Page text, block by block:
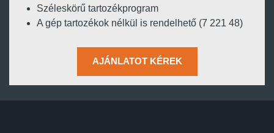
Széleskörű tartozékprogram
A gép tartozékok nélkül is rendelhető (7 221 48)
AJÁNLATOT KÉREK